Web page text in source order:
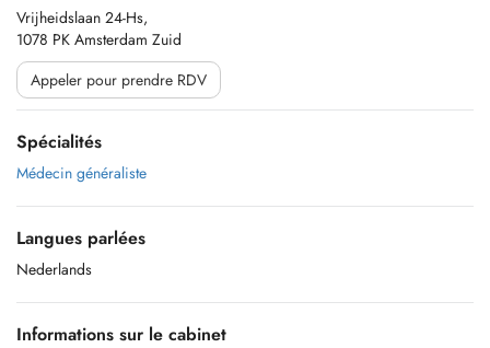
Vrijheidslaan 24-Hs,
1078 PK Amsterdam Zuid
Appeler pour prendre RDV
Spécialités
Médecin généraliste
Langues parlées
Nederlands
Informations sur le cabinet